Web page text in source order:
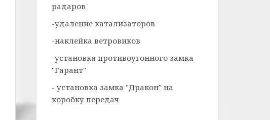
радаров
-удаление катализаторов
-наклейка ветровиков
-установка противоугонного замка
"Гарант"
- установка замка "Дракон" на
коробку передач